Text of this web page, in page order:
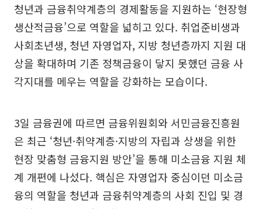
청년과 금융취약계층의 경제활동을 지원하는 ‘현장형
생산적금융’으로 역할을 넓히고 있다. 취업준비생과
사회초년생, 청년 자영업자, 지방 청년층까지 지원 대
상을 확대하며 기존 정책금융이 닿지 못했던 금융 사
각지대를 메우는 역할을 강화하는 모습이다.
3일 금융권에 따르면 금융위원회와 서민금융진흥원
은 최근 ‘청년·취약계층·지방의 자립과 상생을 위한
현장 맞춤형 금융지원 방안’을 통해 미소금융 지원 체
계 개편에 나섰다. 핵심은 자영업자 중심이던 미소금
융의 역할을 청년과 금융취약계층의 사회 진입 및 경